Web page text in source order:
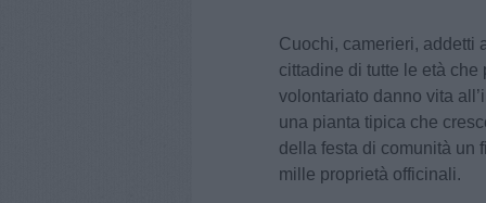
Cuochi, camerieri, addetti
cittadine di tutte le età che
volontariato danno vita
una pianta tipica che
della festa di comunità un
mille proprietà officinali.